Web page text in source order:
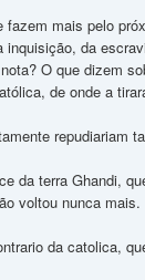
mais pelo
da
O que dizem
de onde a
repudiariam
da terra Ghandi,
voltou nunca mais.
da catolica,